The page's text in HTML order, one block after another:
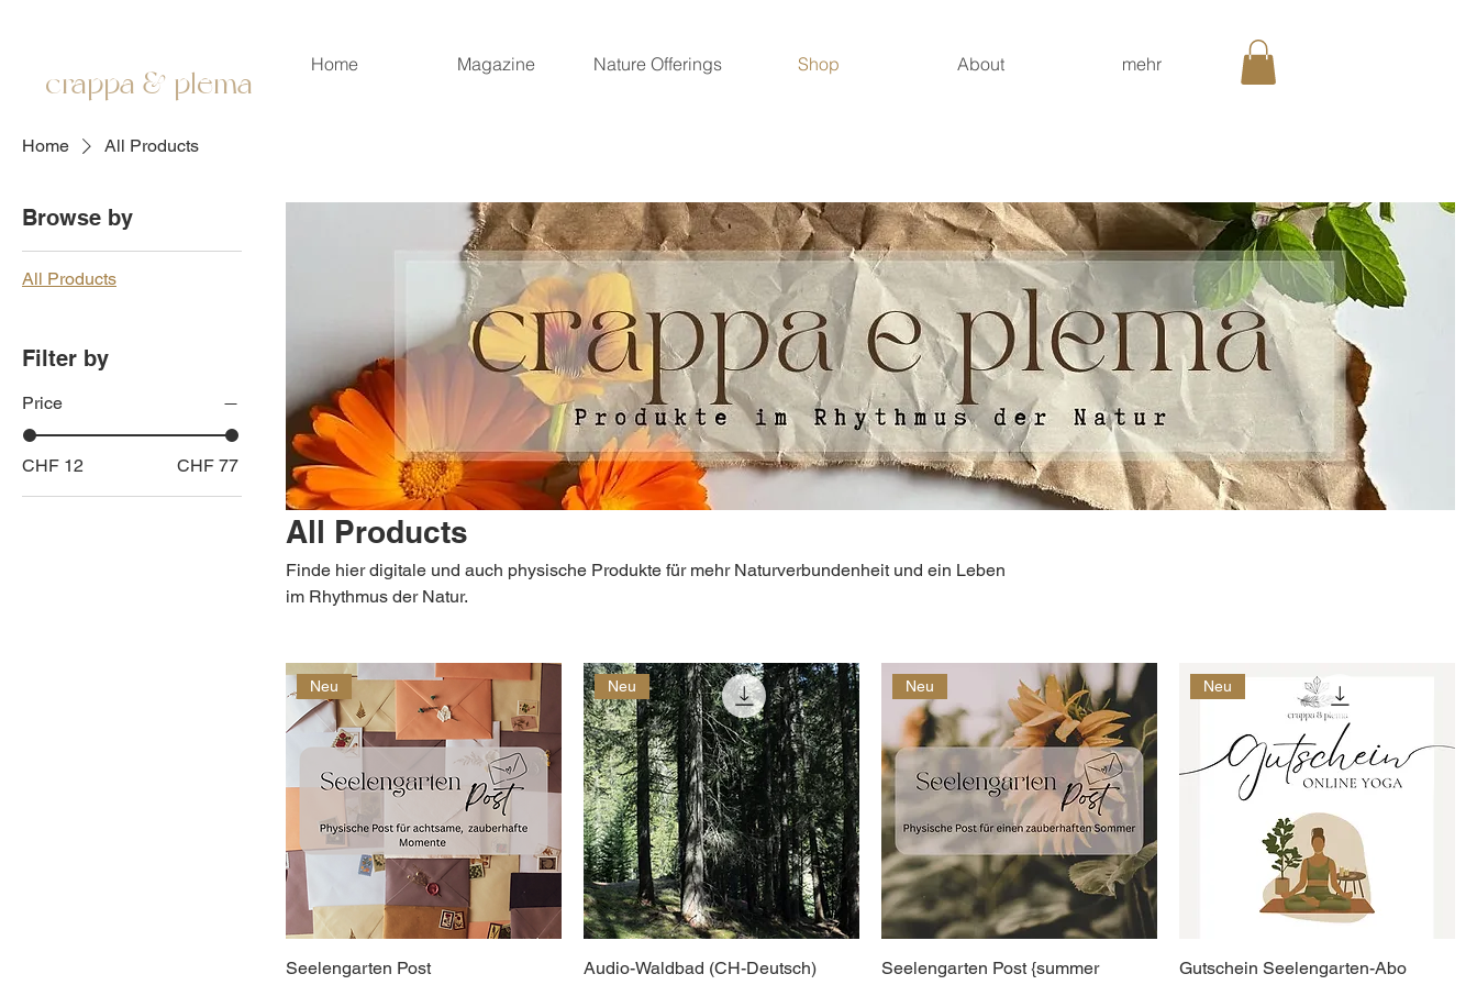
crappa & plema
Home Magazine Nature Offerings Shop About mehr
Home All Products
Browse by
All Products
Filter by
Price
CHF 12 CHF 77
All Products
Finde hier digitale und auch physische Produkte für mehr Naturverbundenheit und ein Leben
im Rhythmus der Natur.
Neu
Seelengarten Post
Neu
Audio-Waldbad (CH-Deutsch)
Neu
Seelengarten Post {summer
Neu
Gutschein Seelengarten-Abo